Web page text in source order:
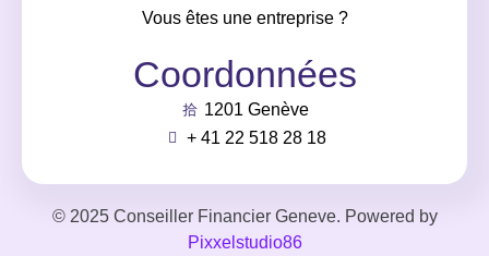
Vous êtes une entreprise ?
Coordonnées
1201 Genève
+ 41 22 518 28 18
© 2025 Conseiller Financier Geneve. Powered by
Pixxelstudio86